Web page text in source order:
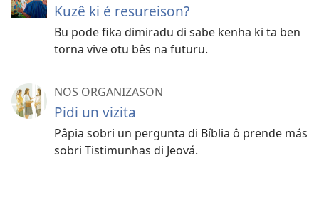
Kuzê ki é resureison?
Bu pode fika dimiradu di sabe kenha ki ta ben
torna vive otu bês na futuru.
NOS ORGANIZASON
Pidi un vizita
Pâpia sobri un pergunta di Bíblia ô prende más
sobri Tistimunhas di Jeová.